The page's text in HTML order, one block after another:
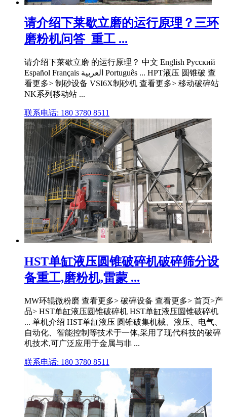
请介绍下莱歇立磨的运行原理？三环
磨粉机问答_重工 ...
请介绍下莱歇立磨 的运行原理？ 中文 English Русский
Español Français العربية Português ... HPT液压 圆锥破 查
看更多> 制砂设备 VSI6X制砂机 查看更多> 移动破碎站
NK系列移动站 ...
联系电话: 180 3780 8511
HST单缸液压圆锥破碎机破碎筛分设
备重工,磨粉机,雷蒙 ...
MW环辊微粉磨 查看更多> 破碎设备 查看更多> 首页>产
品> HST单缸液压圆锥破碎机 HST单缸液压圆锥破碎机
... 单机介绍 HST单缸液压 圆锥破集机械、液压、电气、
自动化、智能控制等技术于一体,采用了现代科技的破碎
机技术,可广泛应用于金属与非 ...
联系电话: 180 3780 8511